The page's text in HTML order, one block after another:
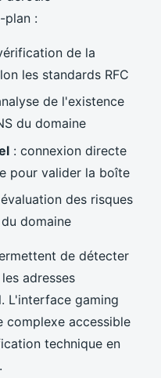
plan :
de la
les standards RFC
de l'existence
du domaine
: connexion directe
pour valider la boîte
des risques
domaine
de détecter
adresses
L'interface gaming
accessible
technique en